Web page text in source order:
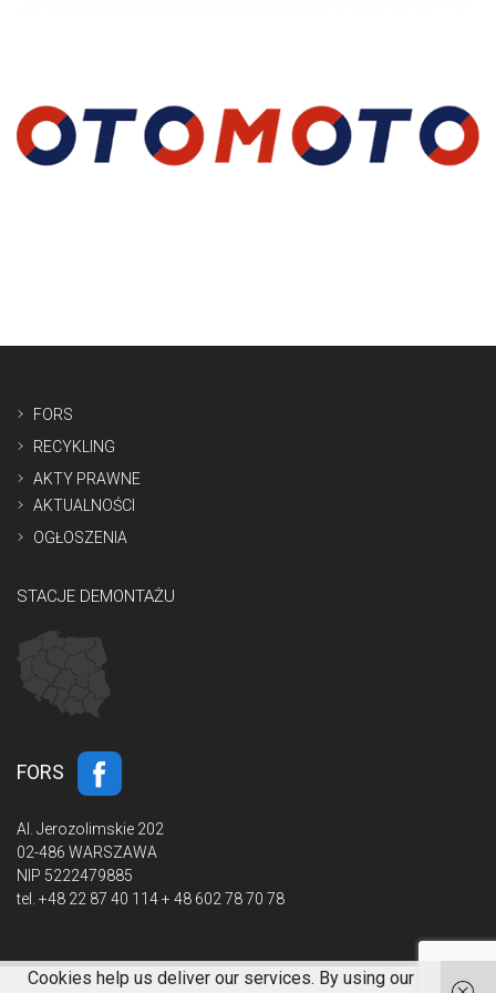
FORS
RECYKLING
AKTY PRAWNE
AKTUALNOŚCI
OGŁOSZENIA
STACJE DEMONTAŻU
FORS
Al. Jerozolimskie 202
02-486 WARSZAWA
NIP 5222479885
tel. +48 22 87 40 114 + 48 602 78 70 78
Cookies help us deliver our services. By using our